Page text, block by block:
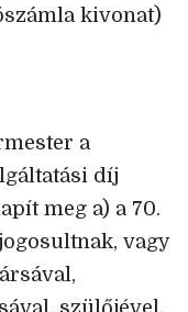
kivonat)
a
díj
meg a) a 70.
vagy